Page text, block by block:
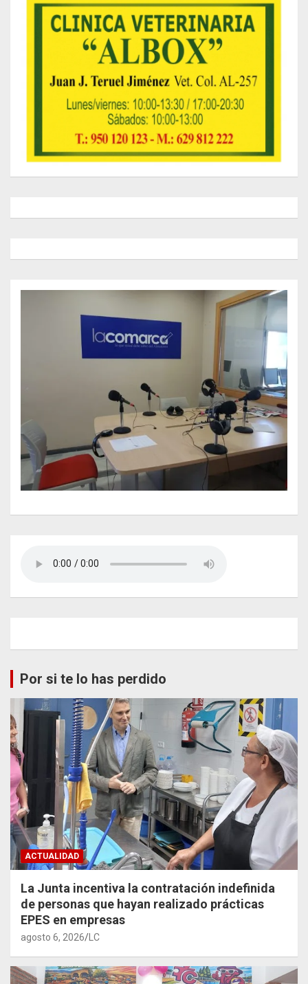
Por si te lo has perdido
ACTUALIDAD
La Junta incentiva la contratación indefinida
de personas que hayan realizado prácticas
EPES en empresas
agosto 6, 2026 LC